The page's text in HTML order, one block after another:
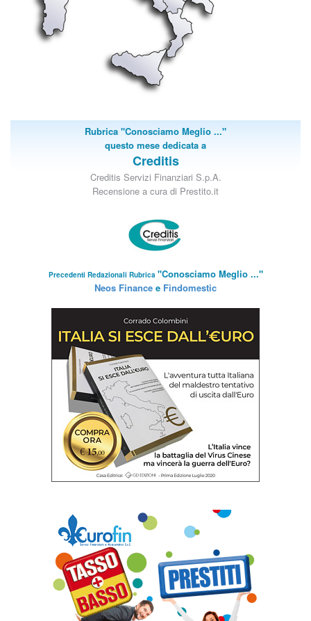
Rubrica "Conosciamo Meglio ..."
questo mese dedicata a
Creditis
Creditis Servizi Finanziari S.p.A.
Recensione a cura di Prestito.it
Precedenti Redazionali Rubrica "Conosciamo Meglio ..."
Neos Finance e Findomestic